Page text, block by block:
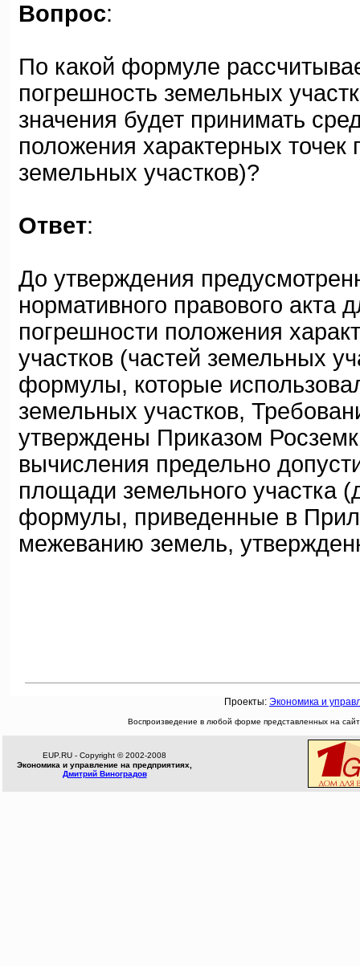
Вопрос:
По какой формуле
погрешность земельных
значения будет принимать
положения характерных точек
земельных участков)?
Ответ:
До утверждения
нормативного правового акта
погрешности положения
участков (частей земельных
формулы, которые
земельных участков,
утверждены Приказом
вычисления предельно
площади земельного участка
формулы, приведенные в
межеванию земель,
Проекты: Экономика и
Воспроизведение в любой форме представленных на
EUP.RU - Copyright © 2002-2008
Экономика и управление на предприятиях,
Дмитрий Виноградов